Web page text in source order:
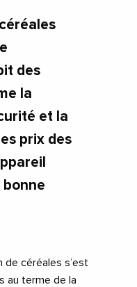
des
la
et la
prix des
de céréales s’est
au terme de la